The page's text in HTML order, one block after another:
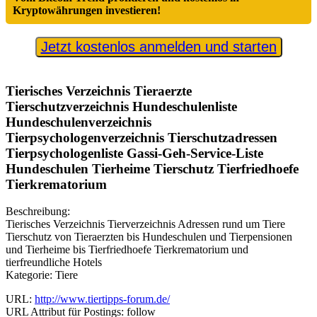
Kryptowährungen investieren!
Jetzt kostenlos anmelden und starten
Tierisches Verzeichnis Tieraerzte
Tierschutzverzeichnis Hundeschulenliste
Hundeschulenverzeichnis
Tierpsychologenverzeichnis Tierschutzadressen
Tierpsychologenliste Gassi-Geh-Service-Liste
Hundeschulen Tierheime Tierschutz Tierfriedhoefe
Tierkrematorium
Beschreibung:
Tierisches Verzeichnis Tierverzeichnis Adressen rund um Tiere
Tierschutz von Tieraerzten bis Hundeschulen und Tierpensionen
und Tierheime bis Tierfriedhoefe Tierkrematorium und
tierfreundliche Hotels
Kategorie: Tiere
URL: http://www.tiertipps-forum.de/
URL Attribut für Postings: follow